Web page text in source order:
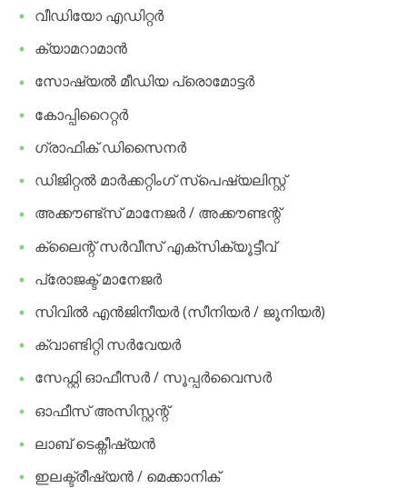
​വീഡിയോ എഡിറ്റർ
​ക്യാമറാമാൻ
​സോഷ്യൽ മീഡിയ പ്രൊമോട്ടർ
​കോപ്പിറൈറ്റർ
​ഗ്രാഫിക് ഡിസൈനർ
​ഡിജിറ്റൽ മാർക്കറ്റിംഗ് സ്പെഷ്യലിസ്റ്റ്
​അക്കൗണ്ട്സ് മാനേജർ / അക്കൗണ്ടന്റ്
​ക്ലൈന്റ് സർവീസ് എക്സിക്യൂട്ടീവ്
​പ്രോജക്ട് മാനേജർ
​സിവിൽ എൻജിനീയർ (സീനിയർ / ജൂനിയർ)
​ക്വാണ്ടിറ്റി സർവേയർ
​സേഫ്റ്റി ഓഫീസർ / സൂപ്പർവൈസർ
​ഓഫീസ് അസിസ്റ്റന്റ്
​ലാബ് ടെക്നീഷ്യൻ
​ഇലക്ട്രീഷ്യൻ / മെക്കാനിക്